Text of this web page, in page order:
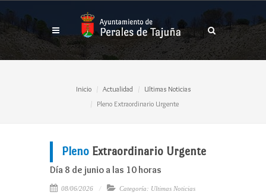
Inicio Actualidad
Ultimas Noticias
Pleno Extraordinario Urgente
Pleno Extraordinario Urgente
Día 8 de junio a las 10 horas
08/06/2026 Categoría: Ultimas Noticias